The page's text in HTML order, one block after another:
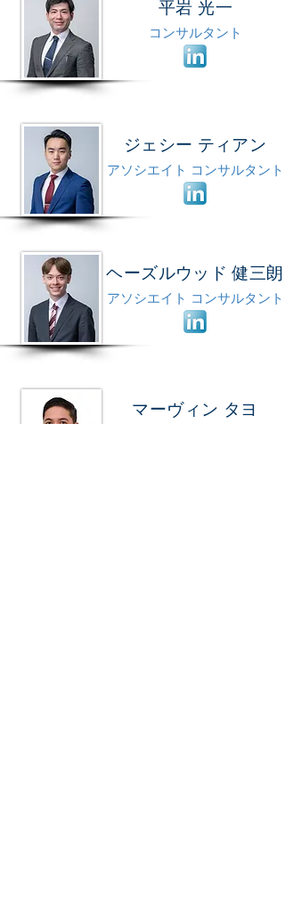
平岩 光一
コンサルタント
ジェシー ティアン
アソシエイト コンサルタント
ヘーズルウッド 健三朗
アソシエイト コンサルタント
マーヴィン タヨ